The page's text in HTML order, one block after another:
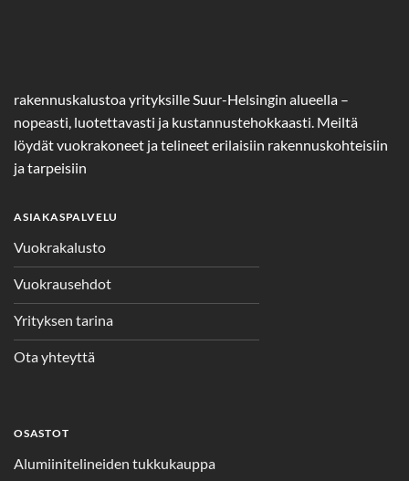
rakennuskalustoa yrityksille Suur-Helsingin alueella –
nopeasti, luotettavasti ja kustannustehokkaasti. Meiltä
löydät vuokrakoneet ja telineet erilaisiin rakennuskohteisiin
ja tarpeisiin
ASIAKASPALVELU
Vuokrakalusto
Vuokrausehdot
Yrityksen tarina
Ota yhteyttä
OSASTOT
Alumiinitelineiden tukkukauppa